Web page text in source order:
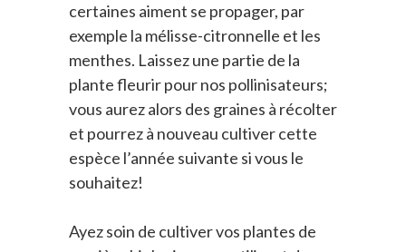
certaines aiment se propager, par
exemple la mélisse-citronnelle et les
menthes. Laissez une partie de la
plante fleurir pour nos pollinisateurs;
vous aurez alors des graines à récolter
et pourrez à nouveau cultiver cette
espèce l’année suivante si vous le
souhaitez!
Ayez soin de cultiver vos plantes de